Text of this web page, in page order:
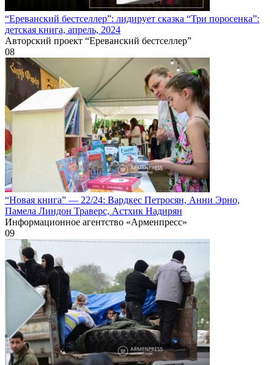
“Ереванский бестселлер”: лидирует сказка “Три поросенка”:
детская книга, апрель, 2024
Авторский проект “Ереванский бестселлер”
08
“Новая книга” — 22/24: Вардкес Петросян, Анни Эрно,
Памела Линдон Траверс, Астхик Надирян
Информационное агентство «Арменпресс»
09